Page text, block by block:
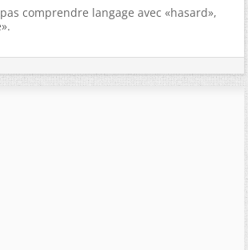
comprendre langage avec «hasard»,